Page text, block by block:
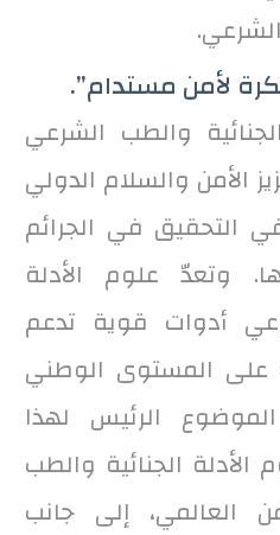
لأمن مستدام”.
والطب الشرعي
الأمن والسلام الدولي
التحقيق في الجرائم
وتعدّ علوم الأدلة
أدوات قوية تدعم
على المستوى الوطني
الرئيس لهذا
الأدلة الجنائية والطب
العالمي، إلى جانب